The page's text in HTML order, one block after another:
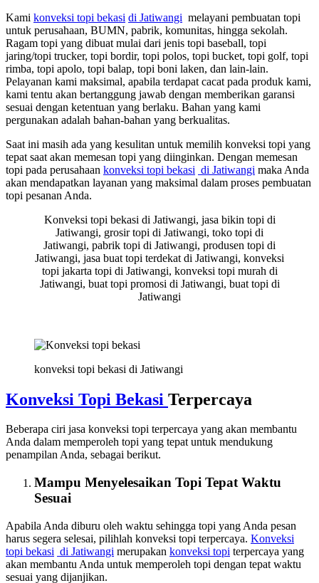
Kami konveksi topi bekasi di Jatiwangi melayani pembuatan topi
untuk perusahaan, BUMN, pabrik, komunitas, hingga sekolah.
Ragam topi yang dibuat mulai dari jenis topi baseball, topi
jaring/topi trucker, topi bordir, topi polos, topi bucket, topi golf, topi
rimba, topi apolo, topi balap, topi boni laken, dan lain-lain.
Pelayanan kami maksimal, apabila terdapat cacat pada produk kami,
kami tentu akan bertanggung jawab dengan memberikan garansi
sesuai dengan ketentuan yang berlaku. Bahan yang kami
pergunakan adalah bahan-bahan yang berkualitas.
Saat ini masih ada yang kesulitan untuk memilih konveksi topi yang
tepat saat akan memesan topi yang diinginkan. Dengan memesan
topi pada perusahaan konveksi topi bekasi di Jatiwangi maka Anda
akan mendapatkan layanan yang maksimal dalam proses pembuatan
topi pesanan Anda.
Konveksi topi bekasi di Jatiwangi, jasa bikin topi di
Jatiwangi, grosir topi di Jatiwangi, toko topi di
Jatiwangi, pabrik topi di Jatiwangi, produsen topi di
Jatiwangi, jasa buat topi terdekat di Jatiwangi, konveksi
topi jakarta topi di Jatiwangi, konveksi topi murah di
Jatiwangi, buat topi promosi di Jatiwangi, buat topi di
Jatiwangi
konveksi topi bekasi di Jatiwangi
Konveksi Topi Bekasi Terpercaya
Beberapa ciri jasa konveksi topi terpercaya yang akan membantu
Anda dalam memperoleh topi yang tepat untuk mendukung
penampilan Anda, sebagai berikut.
Mampu Menyelesaikan Topi Tepat Waktu
Sesuai
Apabila Anda diburu oleh waktu sehingga topi yang Anda pesan
harus segera selesai, pilihlah konveksi topi terpercaya. Konveksi
topi bekasi di Jatiwangi merupakan konveksi topi terpercaya yang
akan membantu Anda untuk memperoleh topi dengan tepat waktu
sesuai yang dijanjikan.